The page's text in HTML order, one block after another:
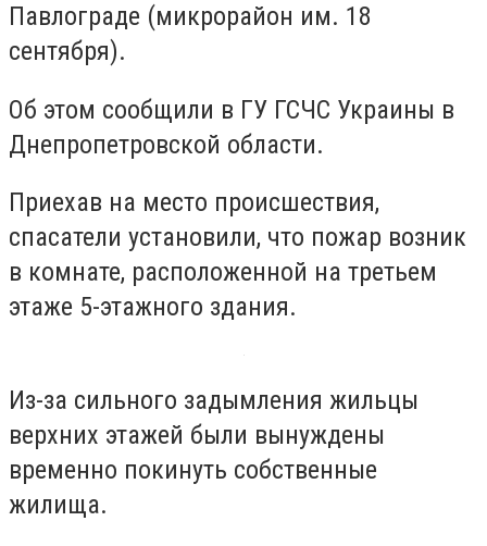
Павлограде (микрорайон им. 18
сентября).
Об этом сообщили в ГУ ГСЧС Украины в
Днепропетровской области.
Приехав на место происшествия,
спасатели установили, что пожар возник
в комнате, расположенной на третьем
этаже 5-этажного здания.
Из-за сильного задымления жильцы
верхних этажей были вынуждены
временно покинуть собственные
жилища.